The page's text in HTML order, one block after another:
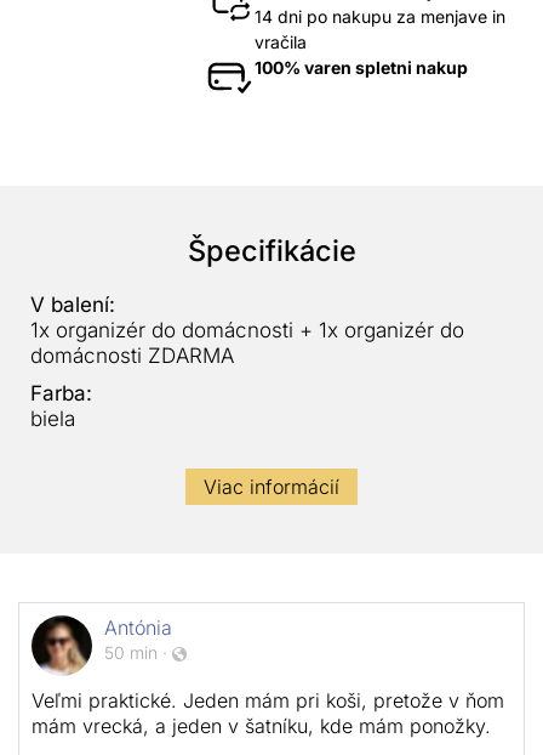
14 dni po nakupu za menjave in
vračila
100% varen spletni nakup
Špecifikácie
V balení:
1x organizér do domácnosti + 1x organizér do
domácnosti ZDARMA
Farba:
biela
Viac informácií
Antónia
50 min ·
Veľmi praktické. Jeden mám pri koši, pretože v ňom
mám vrecká, a jeden v šatníku, kde mám ponožky.